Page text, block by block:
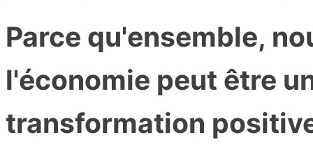
Parce qu'ensemble,
l'économie peut être
transformation